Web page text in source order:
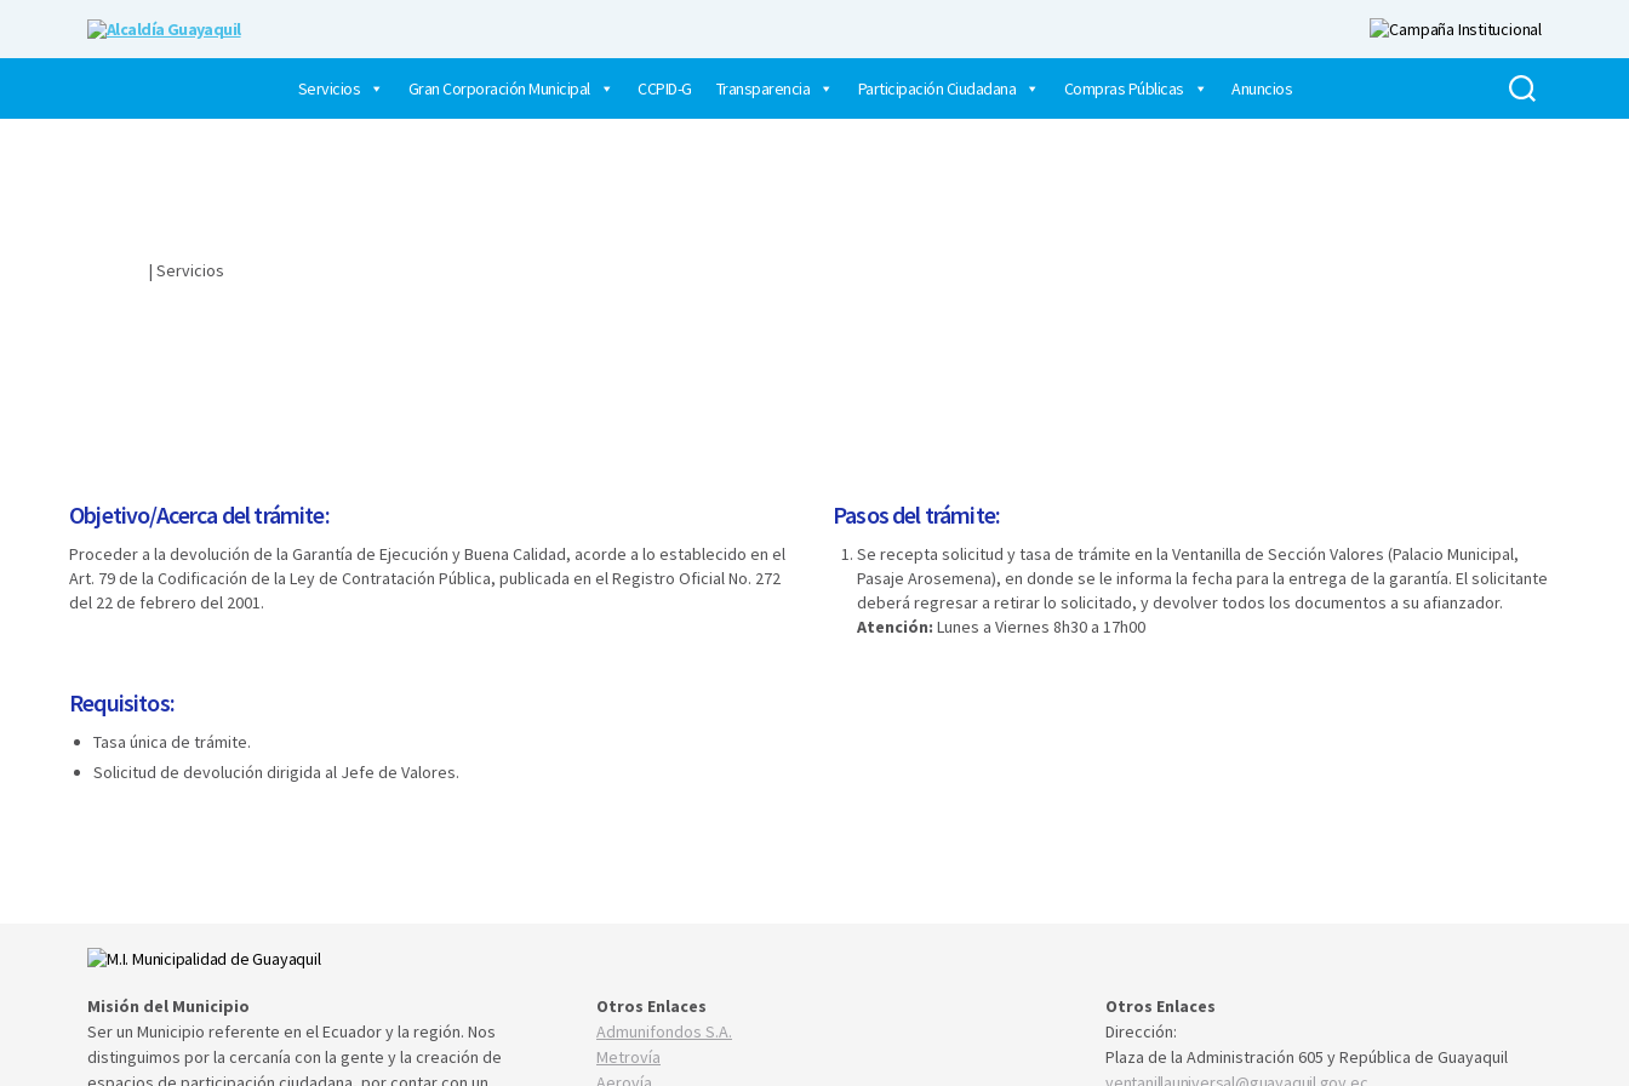
Servicios
Gran Corporación Municipal CCPID-G Transparencia Participación Ciudadana Compras Públicas Anuncios
| Servicios
Objetivo/Acerca del trámite:
Proceder a la devolución de la Garantía de Ejecución y Buena Calidad, acorde a lo establecido en el
Art. 79 de la Codificación de la Ley de Contratación Pública, publicada en el Registro Oficial No. 272
del 22 de febrero del 2001.
Requisitos:
Tasa única de trámite.
Solicitud de devolución dirigida al Jefe de Valores.
Pasos del trámite:
Se recepta solicitud y tasa de trámite en la Ventanilla de Sección Valores (Palacio Municipal,
Pasaje Arosemena), en donde se le informa la fecha para la entrega de la garantía. El solicitante
deberá regresar a retirar lo solicitado, y devolver todos los documentos a su afianzador.
Atención: Lunes a Viernes 8h30 a 17h00​​​​
Misión del Municipio
Ser un Municipio referente en el Ecuador y la región. Nos
distinguimos por la cercanía con la gente y la creación de
Otros Enlaces
Admunifondos S.A.
Metrovía
Otros Enlaces
Dirección:
Plaza de la Administración 605 y República de Guayaquil